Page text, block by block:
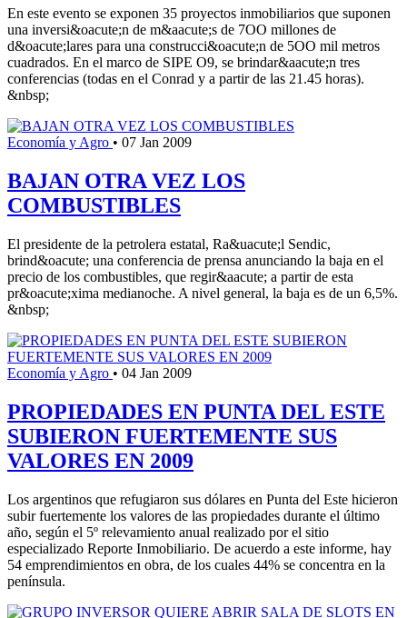
En este evento se exponen 35 proyectos inmobiliarios que suponen
una inversi&oacute;n de m&aacute;s de 7OO millones de
d&oacute;lares para una construcci&oacute;n de 5OO mil metros
cuadrados. En el marco de SIPE O9, se brindar&aacute;n tres
conferencias (todas en el Conrad y a partir de las 21.45 horas).
&nbsp;
Economía y Agro • 07 Jan 2009
BAJAN OTRA VEZ LOS
COMBUSTIBLES
El presidente de la petrolera estatal, Ra&uacute;l Sendic,
brind&oacute; una conferencia de prensa anunciando la baja en el
precio de los combustibles, que regir&aacute; a partir de esta
pr&oacute;xima medianoche. A nivel general, la baja es de un 6,5%.
&nbsp;
Economía y Agro • 04 Jan 2009
PROPIEDADES EN PUNTA DEL ESTE
SUBIERON FUERTEMENTE SUS
VALORES EN 2009
Los argentinos que refugiaron sus dólares en Punta del Este hicieron
subir fuertemente los valores de las propiedades durante el último
año, según el 5º relevamiento anual realizado por el sitio
especializado Reporte Inmobiliario. De acuerdo a este informe, hay
54 emprendimientos en obra, de los cuales 44% se concentra en la
península.